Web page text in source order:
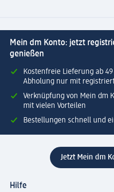
Mein dm Konto: jetzt
genießen
Kostenfreie Lieferung ab
Abholung nur mit
Verknüpfung von Mein dm
mit vielen Vorteilen
Bestellungen schnell und
Jetzt Mein dm
Hilfe